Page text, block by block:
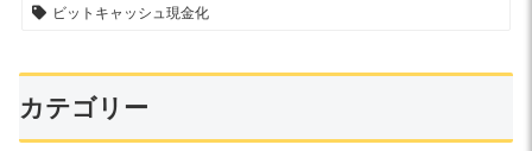
ビットキャッシュ現金化
カテゴリー